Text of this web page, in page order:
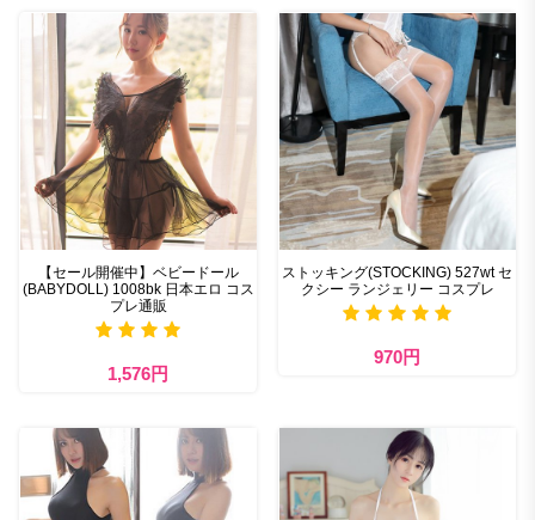
【セール開催中】ベビードール
(BABYDOLL) 1008bk 日本エロ コス
プレ通販
1,576円
ストッキング(STOCKING) 527wt セ
クシー ランジェリー コスプレ
970円